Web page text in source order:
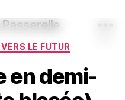
Passerelle
LE FUTUR
en demi-